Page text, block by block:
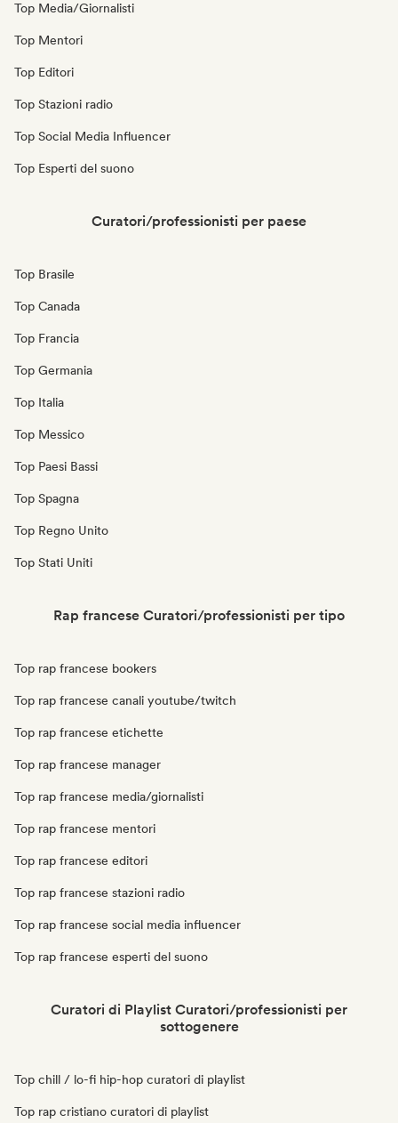
Top Media/Giornalisti
Top Mentori
Top Editori
Top Stazioni radio
Top Social Media Influencer
Top Esperti del suono
Curatori/professionisti per paese
Top Brasile
Top Canada
Top Francia
Top Germania
Top Italia
Top Messico
Top Paesi Bassi
Top Spagna
Top Regno Unito
Top Stati Uniti
Rap francese Curatori/professionisti per tipo
Top rap francese bookers
Top rap francese canali youtube/twitch
Top rap francese etichette
Top rap francese manager
Top rap francese media/giornalisti
Top rap francese mentori
Top rap francese editori
Top rap francese stazioni radio
Top rap francese social media influencer
Top rap francese esperti del suono
Curatori di Playlist Curatori/professionisti per
sottogenere
Top chill / lo-fi hip-hop curatori di playlist
Top rap cristiano curatori di playlist